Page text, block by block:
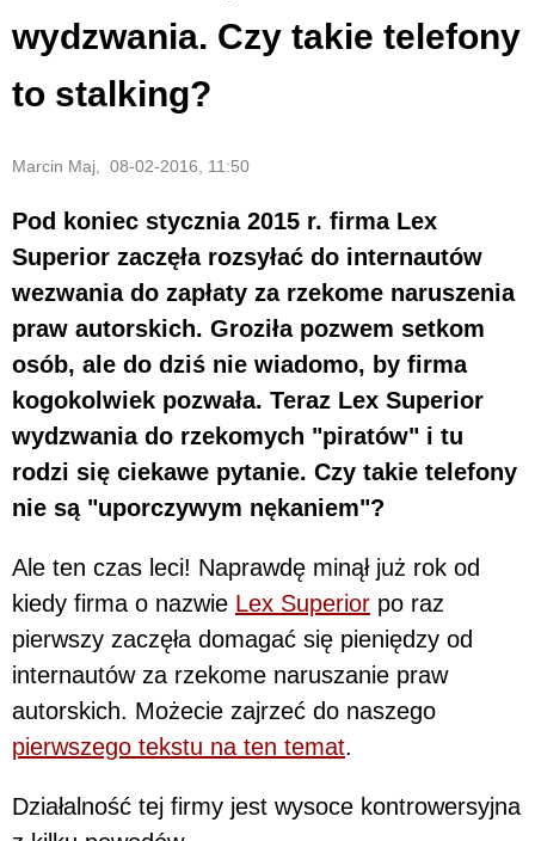
wydzwania. Czy takie telefony
to stalking?
Marcin Maj, 08-02-2016, 11:50
Pod koniec stycznia 2015 r. firma Lex
Superior zaczęła rozsyłać do internautów
wezwania do zapłaty za rzekome naruszenia
praw autorskich. Groziła pozwem setkom
osób, ale do dziś nie wiadomo, by firma
kogokolwiek pozwała. Teraz Lex Superior
wydzwania do rzekomych "piratów" i tu
rodzi się ciekawe pytanie. Czy takie telefony
nie są "uporczywym nękaniem"?
Ale ten czas leci! Naprawdę minął już rok od
kiedy firma o nazwie Lex Superior po raz
pierwszy zaczęła domagać się pieniędzy od
internautów za rzekome naruszanie praw
autorskich. Możecie zajrzeć do naszego
pierwszego tekstu na ten temat.
Działalność tej firmy jest wysoce kontrowersyjna